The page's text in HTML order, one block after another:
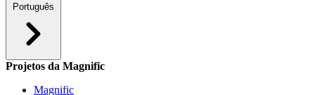
Português
Projetos da Magnific
Magnific